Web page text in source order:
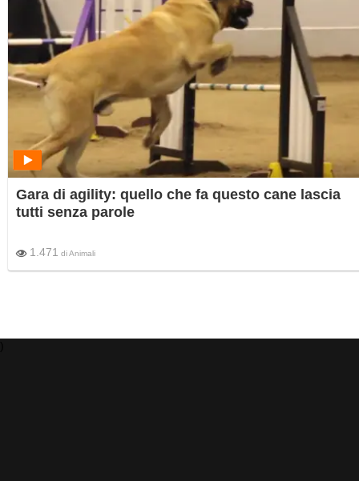
Gara di agility: quello che fa questo cane lascia
tutti senza parole
1.471 diAnimali